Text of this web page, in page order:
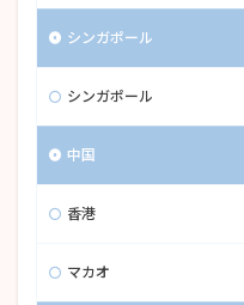
シンガポール
シンガポール
中国
香港
マカオ